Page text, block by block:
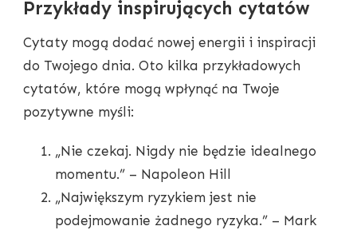
Przykłady inspirujących cytatów
Cytaty mogą dodać nowej energii i inspiracji
do Twojego dnia. Oto kilka przykładowych
cytatów, które mogą wpłynąć na Twoje
pozytywne myśli:
„Nie czekaj. Nigdy nie będzie idealnego
momentu.” – Napoleon Hill
„Największym ryzykiem jest nie
podejmowanie żadnego ryzyka.” – Mark